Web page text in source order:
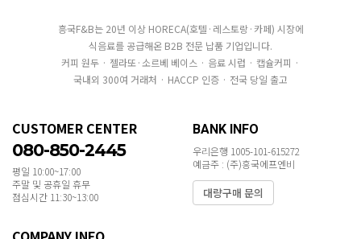
흥국F&B는 20년 이상 HORECA(호텔·레스토랑·카페) 시장에
식음료를 공급해온 B2B 전문 납품 기업입니다.
커피 원두 · 젤라또·소르베 베이스 · 음료 시럽 · 캡슐커피 ·
국내외 300여 거래처 · HACCP 인증 · 전국 당일 출고
CUSTOMER CENTER
080-850-2445
평일 10:00~17:00
주말 및 공휴일 휴무
점심시간 11:30~13:00
BANK INFO
우리은행 1005-101-615272
예금주 : (주)흥국에프엔비
대량구매 문의